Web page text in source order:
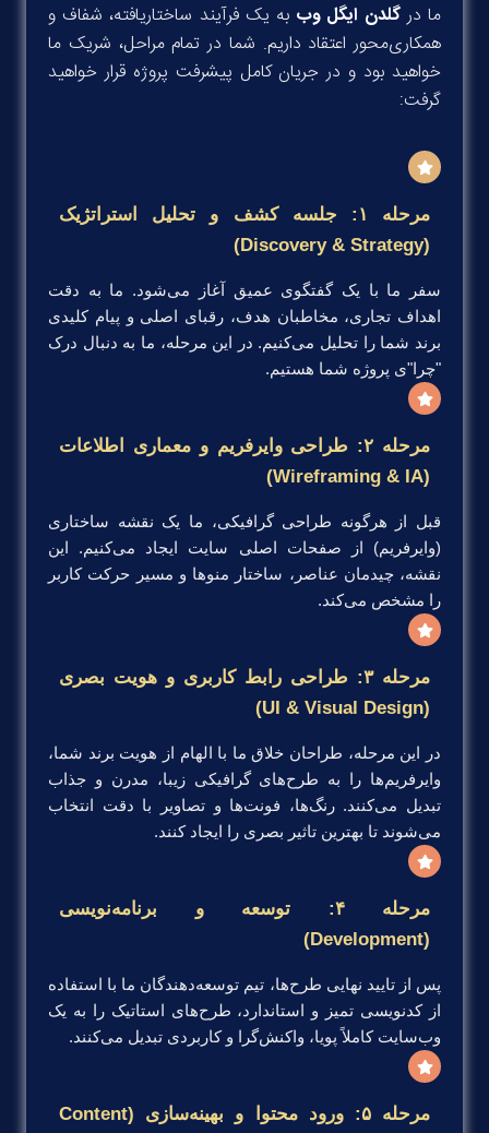
ما درگلدن ایگل وب به یک فرآیند ساختاریافته، شفاف و
همکاری‌محور اعتقاد داریم. شما در تمام مراحل، شریک ما
خواهید بود و در جریان کامل پیشرفت پروژه قرار خواهید
گرفت:
مرحله ۱: جلسه کشف و تحلیل استراتژیک
(Discovery & Strategy)
سفر ما با یک گفتگوی عمیق آغاز می‌شود. ما به دقت
اهداف تجاری، مخاطبان هدف، رقبای اصلی و پیام کلیدی
برند شما را تحلیل می‌کنیم. در این مرحله، ما به دنبال درک
"چرا"ی پروژه شما هستیم.
مرحله ۲: طراحی وایرفریم و معماری اطلاعات
(Wireframing & IA)
قبل از هرگونه طراحی گرافیکی، ما یک نقشه ساختاری
(وایرفریم) از صفحات اصلی سایت ایجاد می‌کنیم. این
نقشه، چیدمان عناصر، ساختار منوها و مسیر حرکت کاربر
را مشخص می‌کند.
مرحله ۳: طراحی رابط کاربری و هویت بصری
(UI & Visual Design)
در این مرحله، طراحان خلاق ما با الهام از هویت برند شما،
وایرفریم‌ها را به طرح‌های گرافیکی زیبا، مدرن و جذاب
تبدیل می‌کنند. رنگ‌ها، فونت‌ها و تصاویر با دقت انتخاب
می‌شوند تا بهترین تاثیر بصری را ایجاد کنند.
مرحله ۴: توسعه و برنامه‌نویسی
(Development)
پس از تایید نهایی طرح‌ها، تیم توسعه‌دهندگان ما با استفاده
از کدنویسی تمیز و استاندارد، طرح‌های استاتیک را به یک
وب‌سایت کاملاً پویا، واکنش‌گرا و کاربردی تبدیل می‌کنند.
مرحله ۵: ورود محتوا و بهینه‌سازی (Content